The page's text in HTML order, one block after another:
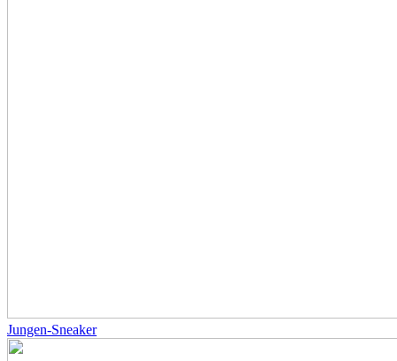
Jungen-Sneaker